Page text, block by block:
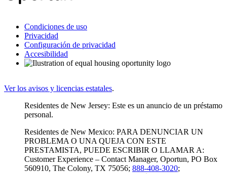
Condiciones de uso
Privacidad
Configuración de privacidad
Accesibilidad
Ver los avisos y licencias estatales.
Residentes de New Jersey: Este es un anuncio de un préstamo
personal.
Residentes de New Mexico: PARA DENUNCIAR UN
PROBLEMA O UNA QUEJA CON ESTE
PRESTAMISTA, PUEDE ESCRIBIR O LLAMAR A:
Customer Experience – Contact Manager, Oportun, PO Box
560910, The Colony, TX 75056; 888-408-3020;